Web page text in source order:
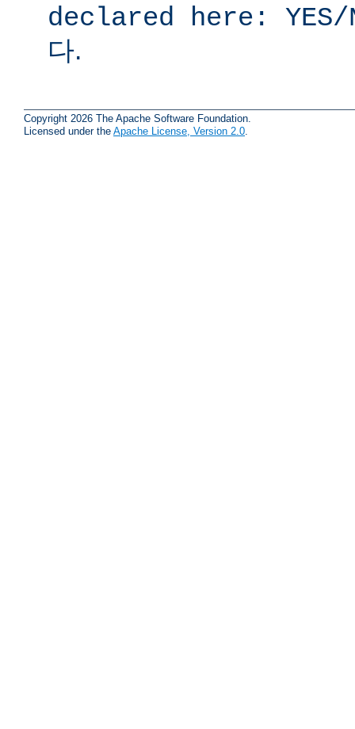
declared here: YES/
다.
Copyright 2026 The Apache Software Foundation.
Licensed under the Apache License, Version 2.0.